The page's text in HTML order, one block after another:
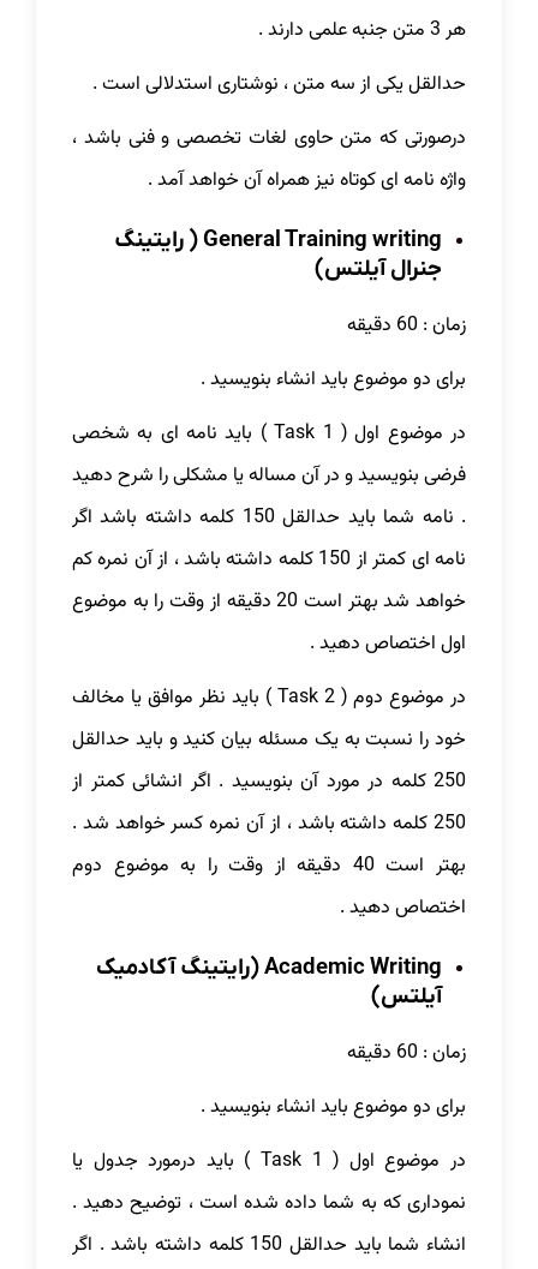
هر 3 متن جنبه علمی دارند .
حدالقل یکی از سه متن ، نوشتاری استدلالی است .
درصورتی که متن حاوی لغات تخصصی و فنی باشد ،
واژه نامه ای کوتاه نیز همراه آن خواهد آمد .
General Training writing ( رایتینگ
جنرال آیلتس)
زمان : 60 دقیقه
برای دو موضوع باید انشاء بنویسید .
در موضوع اول ( Task 1 ) باید نامه ای به شخصی
فرضی بنویسید و در آن مساله یا مشکلی را شرح دهید
. نامه شما باید حدالقل 150 کلمه داشته باشد اگر
نامه ای کمتر از 150 کلمه داشته باشد ، از آن نمره کم
خواهد شد بهتر است 20 دقیقه از وقت را به موضوع
اول اختصاص دهید .
در موضوع دوم ( Task 2 ) باید نظر موافق یا مخالف
خود را نسبت به یک مسئله بیان کنید و باید حدالقل
250 کلمه در مورد آن بنویسید . اگر انشائی کمتر از
250 کلمه داشته باشد ، از آن نمره کسر خواهد شد .
بهتر است 40 دقیقه از وقت را به موضوع دوم
اختصاص دهید .
Academic Writing (رایتینگ آکادمیک
آیلتس)
زمان : 60 دقیقه
برای دو موضوع باید انشاء بنویسید .
در موضوع اول ( Task 1 ) باید درمورد جدول یا
نموداری که به شما داده شده است ، توضیح دهید .
انشاء شما باید حدالقل 150 کلمه داشته باشد . اگر